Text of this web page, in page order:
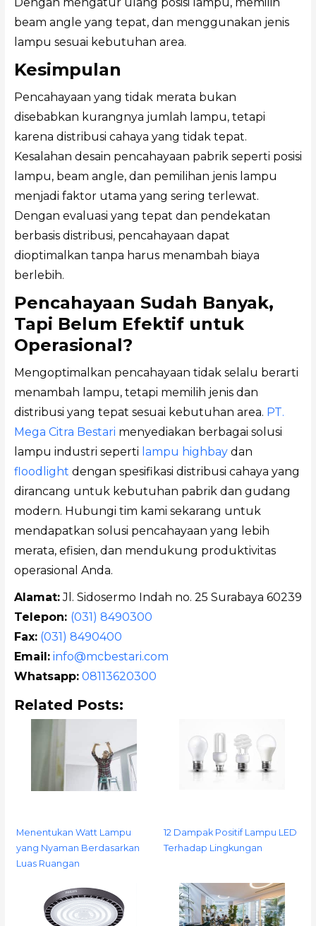
Dengan mengatur ulang posisi lampu, memilih
beam angle yang tepat, dan menggunakan jenis
lampu sesuai kebutuhan area.
Kesimpulan
Pencahayaan yang tidak merata bukan
disebabkan kurangnya jumlah lampu, tetapi
karena distribusi cahaya yang tidak tepat.
Kesalahan desain pencahayaan pabrik seperti posisi
lampu, beam angle, dan pemilihan jenis lampu
menjadi faktor utama yang sering terlewat.
Dengan evaluasi yang tepat dan pendekatan
berbasis distribusi, pencahayaan dapat
dioptimalkan tanpa harus menambah biaya
berlebih.
Pencahayaan Sudah Banyak,
Tapi Belum Efektif untuk
Operasional?
Mengoptimalkan pencahayaan tidak selalu berarti
menambah lampu, tetapi memilih jenis dan
distribusi yang tepat sesuai kebutuhan area. PT.
Mega Citra Bestari menyediakan berbagai solusi
lampu industri seperti lampu highbaydan
floodlight dengan spesifikasi distribusi cahaya yang
dirancang untuk kebutuhan pabrik dan gudang
modern. Hubungi tim kami sekarang untuk
mendapatkan solusi pencahayaan yang lebih
merata, efisien, dan mendukung produktivitas
operasional Anda.
Alamat:Jl. Sidosermo Indah no. 25 Surabaya 60239
Telepon: (031) 8490300
Fax: (031) 8490400
Email: info@mcbestari.com
Whatsapp: 08113620300
Related Posts:
Menentukan Watt Lampu
yang Nyaman Berdasarkan
Luas Ruangan
12 Dampak Positif Lampu LED
Terhadap Lingkungan